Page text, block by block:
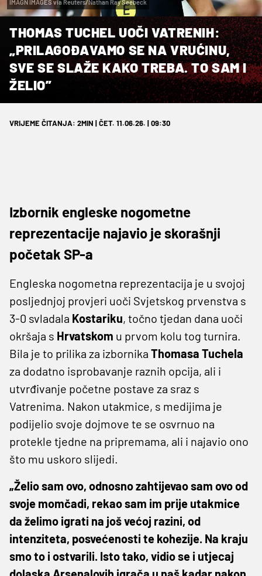
IMAGN IMAGES via Reuters/Nathan Ray Seebeck
THOMAS TUCHEL UOČI VATRENIH:
„PRILAGOĐAVAMO SE NA VRUĆINU,
SVE SE SLAŽE KAKO TREBA. TO SAM I
ŽELIO”
VRIJEME ČITANJA: 2MIN | ČET. 11.06.26. | 09:30
Izbornik engleske nogometne
reprezentacije najavio je skorašnji
početak SP-a
Engleska nogometna reprezentacija je u svojoj
posljednjoj provjeri uoči Svjetskog prvenstva s
3-0 svladala Kostariku, točno tjedan dana uoči
okršaja s Hrvatskom u prvom kolu tog turnira.
Bila je to prilika za izbornika Thomasa Tuchela
za dodatno isprobavanje raznih opcija, ali i
utvrđivanje početne postave za sraz s
Vatrenima. Nakon utakmice, s medijima je
podijelio svoje dojmove te se osvrnuo na
protekle tjedne na pripremama, ali i najavio ono
što mu uskoro slijedi.
„Želio sam ovo, odnosno zahtijevao sam ovo od
svoje momčadi, rekao sam im prije utakmice
da želimo igrati na još većoj razini, od
intenziteta, posvećenosti te kohezije. Na kraju
smo to i ostvarili. Isto tako, vidio se i utjecaj